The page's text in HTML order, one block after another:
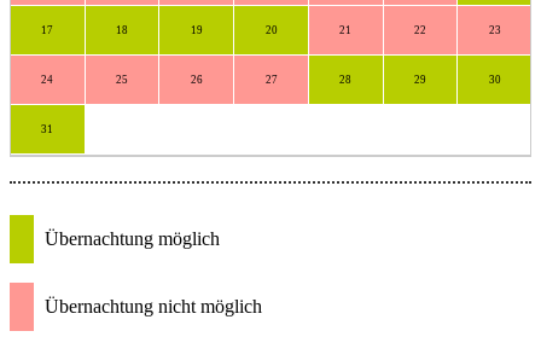
17 18 19 20 21 22 23
24 25 26 27 28 29 30
31
Übernachtung möglich
Übernachtung nicht möglich